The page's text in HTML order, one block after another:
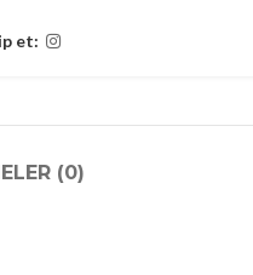
et:
(0)